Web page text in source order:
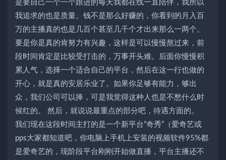
是要自己一个一个跟进的每天我都在线一直陪伴，我所以
我追求的也是质量。钱不是那么好赚的，你看到的月入百
万的主播真的也是几百个甚至几千个才出来那么一两个。
要是你是真的肯努力有兴趣，这样是可以慢慢熬过来，前
段时间肯定是比较受打击的，万事开头难。后面你慢慢积
累人气，选择一个适合自己的平台，然后在这一行也做的
开心，就是真的安居乐业了。如果你足够有能力，够出
众，我们公司可以捧，可是我觉得这种人也是不愁什么时
候红的。 然后，就说说最重点的部分吧，待遇方面的。
我们现在这段时间主打的是一个新平台“奇秀”（爱奇艺或
pps大家都知道吧，你电脑上手机上安装的视频软件95%都
是爱奇艺的，现阶段平台刚刚开始做直播，平台主播还不